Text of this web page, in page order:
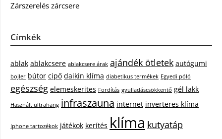
Zárszerelés zárcsere
Címkék
ablak ablakcsere ablakcsere árak ajándék ötletek autógumi
bojler bútor cipő daikin klíma diabetikus termékek Egyedi póló
egészség elemeskerites Fordítás gyulladáscsökkentő gél lakk
Használt ultrahang infraszauna internet inverteres klíma
Iphone tartozékok játékok kerítés klíma kutyatáp